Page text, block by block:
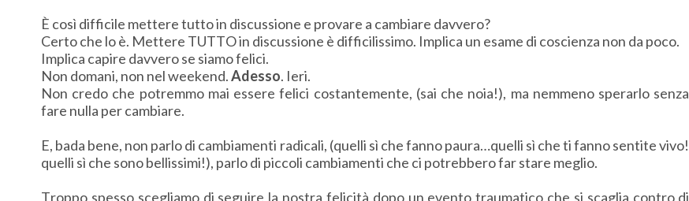
È così difficile mettere tutto in discussione e provare a cambiare davvero?
Certo che lo è. Mettere TUTTO in discussione è difficilissimo. Implica un esame di coscienza non da poco.
Implica capire davvero se siamo felici.
Non domani, non nel weekend.Adesso. Ieri.
Non credo che potremmo mai essere felici costantemente, (sai che noia!), ma nemmeno sperarlo senza
fare nulla per cambiare.
E, bada bene, non parlo di cambiamenti radicali, (quelli sì che fanno paura…quelli sì che ti fanno sentite vivo!
quelli sì che sono bellissimi!), parlo di piccoli cambiamenti che ci potrebbero far stare meglio.
Troppo spesso scegliamo di seguire la nostra felicità dopo un evento traumatico che si scaglia contro di